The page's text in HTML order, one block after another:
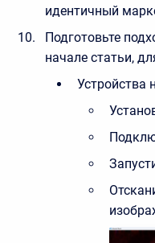
идентичный
Подготовьте
начале статьи,
Устройства